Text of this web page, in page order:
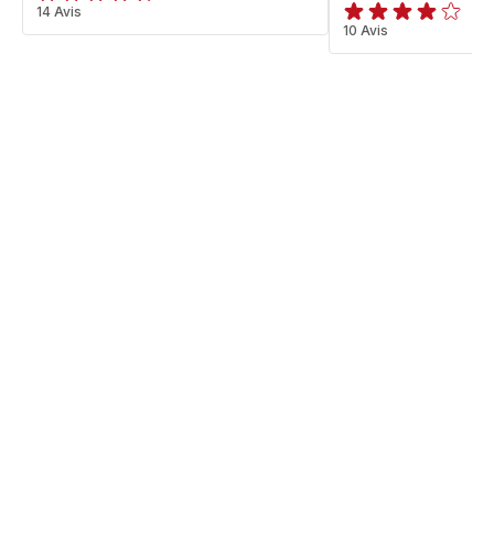
ratings.4.6
14 Avis
ratings.4.1
10 Avis